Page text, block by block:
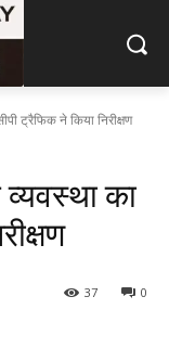
ट्रैफिक ने किया निरीक्षण
व्यवस्था का
0
37